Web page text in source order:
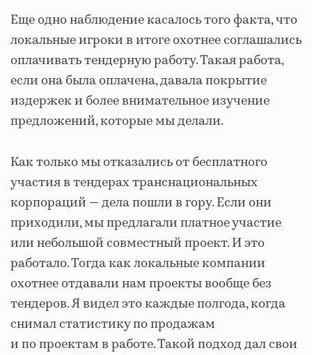
Еще одно наблюдение касалось того факта, что
локальные игроки в итоге охотнее соглашались
оплачивать тендерную работу. Такая работа,
если она была оплачена, давала покрытие
издержек и более внимательное изучение
предложений, которые мы делали.
Как только мы отказались от бесплатного
участия в тендерах транснациональных
корпораций — дела пошли в гору. Если они
приходили, мы предлагали платное участие
или небольшой совместный проект. И это
работало. Тогда как локальные компании
охотнее отдавали нам проекты вообще без
тендеров. Я видел это каждые полгода, когда
снимал статистику по продажам
и по проектам в работе. Такой подход дал свои